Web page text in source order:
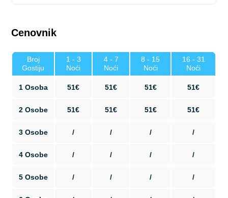
Cenovnik
Broj
Gostiju
1 - 3
Noći
4 - 7
Noći
8 - 15
Noći
16 - 31
Noći
1 Osoba 51€ 51€ 51€ 51€
2 Osobe 51€ 51€ 51€ 51€
3 Osobe / / / /
4 Osobe / / / /
5 Osobe / / / /